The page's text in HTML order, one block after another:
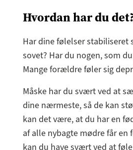
Hvordan har du
Har dine følelser stabiliseret
sovet? Har du nogen, som
Mange forældre føler sig
Måske har du svært ved at
dine nærmeste, så de kan
kan det være, at du har en
af alle nybagte mødre får en
kan du have svært ved at